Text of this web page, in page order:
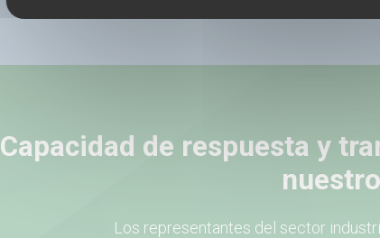
Capacidad de respuesta y
Los representantes del sector